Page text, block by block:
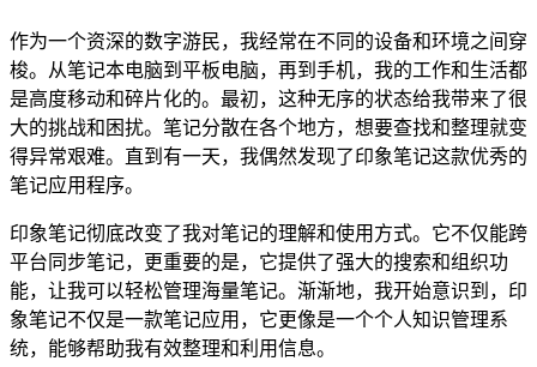
作为一个资深的数字游民，我经常在不同的设备和环境之间穿
梭。从笔记本电脑到平板电脑，再到手机，我的工作和生活都
是高度移动和碎片化的。最初，这种无序的状态给我带来了很
大的挑战和困扰。笔记分散在各个地方，想要查找和整理就变
得异常艰难。直到有一天，我偶然发现了印象笔记这款优秀的
笔记应用程序。
印象笔记彻底改变了我对笔记的理解和使用方式。它不仅能跨
平台同步笔记，更重要的是，它提供了强大的搜索和组织功
能，让我可以轻松管理海量笔记。渐渐地，我开始意识到，印
象笔记不仅是一款笔记应用，它更像是一个个人知识管理系
统，能够帮助我有效整理和利用信息。